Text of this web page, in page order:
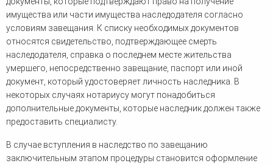
имущества или части имущества наследодателя согласно
условиям завещания. К списку необходимых документов
относятся свидетельство, подтверждающее смерть
наследодателя, справка о последнем месте жительства
умершего, непосредственно завещание, паспорт или иной
документ, который удостоверяет личность наследника. В
некоторых случаях нотариусу могут понадобиться
дополнительные документы, которые наследник должен также
предоставить специалисту.
В случае вступления в наследство по завещанию
заключительным этапом процедуры становится оформление